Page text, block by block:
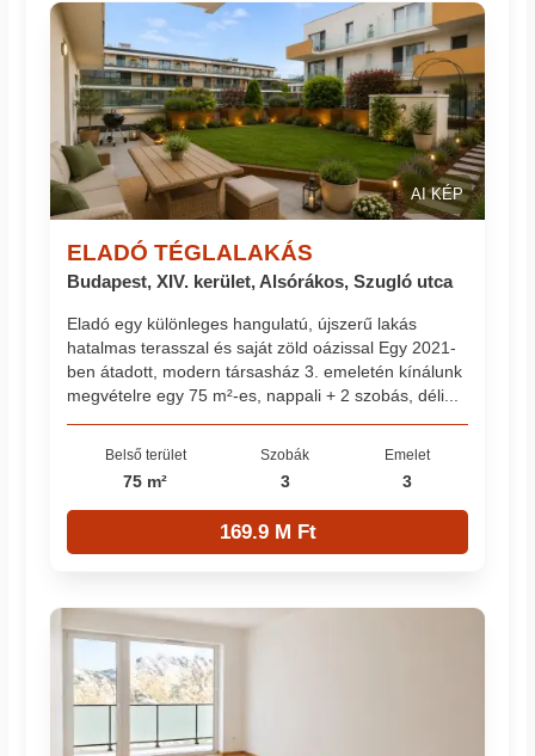
AI KÉP
ELADÓ TÉGLALAKÁS
Budapest, XIV. kerület, Alsórákos, Szugló utca
Eladó egy különleges hangulatú, újszerű lakás
hatalmas terasszal és saját zöld oázissal Egy 2021-
ben átadott, modern társasház 3. emeletén kínálunk
megvételre egy 75 m²-es, nappali + 2 szobás, déli...
Belső terület
75 m²
Szobák
3
Emelet
3
169.9 M Ft